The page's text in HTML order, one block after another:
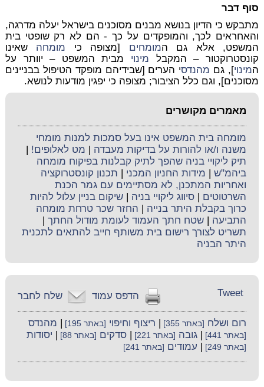
סוף דבר
מתבקש כי הדיון בנושא מבנים מסוכנים בישראל יעלה מדרגה,
והאחראים לכך, והמופקדים על כך - הם לא רק שופטי בית
המשפט, אלא גם המומחים [מצופה כי מומחה שאינו
קונסטרוקטור – המקבל מינוי מבית המשפט – יוותר על
המינוי], גם מהנדסי הערים [שבידיהם מופקד הטיפול בבניינים
מסוכנים], וגם כלל הציבור; מצופה כי יפגין מודעות לנושא.
מאמרים מקושרים
מומחה בית המשפט אינו בעל סמכות למנות מומחי
משנה ו/או להורות על בדיקות מעבדה
מט לאלופים!
תיק ליקויי בניה שהפך לתיק קבלנות בפיקוח מומחה
ביהמ"ש
מידות החניון המכני
תכנון קונסטרוקציה
ואחריות המתכנן, לא מסתיימים עם גמר הכנת
השרטוטים |סיווג ליקויי בניה |שיקום בניין עלול להיות
כרוך בקבלת היתר בנייה
החזר שכר טרחת מומחה
התביעה |שטח חתך העמוד לעומת מודול החתך
תשריט לצורך רישום בית משותף חייב להתאים לתכנית
היתר הבניה
שלח לחבר הדפס עמוד Tweet
רום ושלח [באתר 355] ריצוף וחיפוי [באתר 195] מהנדס
[באתר 441] |גובה [באתר 221] |סדקים [באתר 88] יסודות
[באתר 249] עמודים [באתר 241]